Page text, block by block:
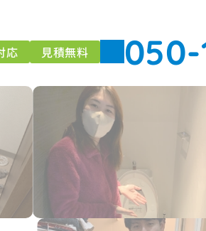
応 見積無料 050-